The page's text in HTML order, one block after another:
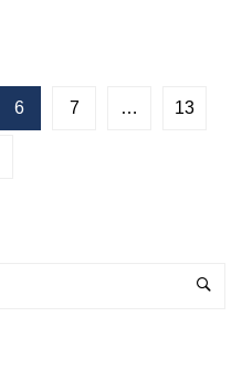
6 7 … 13